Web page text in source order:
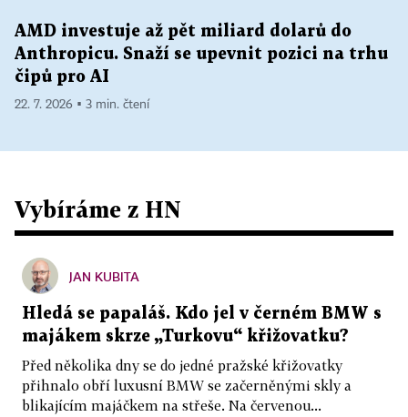
AMD investuje až pět miliard dolarů do
Anthropicu. Snaží se upevnit pozici na trhu
čipů pro AI
22. 7. 2026 ▪ 3 min. čtení
Vybíráme z HN
JAN KUBITA
Hledá se papaláš. Kdo jel v černém BMW s
majákem skrze „Turkovu“ křižovatku?
Před několika dny se do jedné pražské křižovatky
přihnalo obří luxusní BMW se začerněnými skly a
blikajícím majáčkem na střeše. Na červenou...